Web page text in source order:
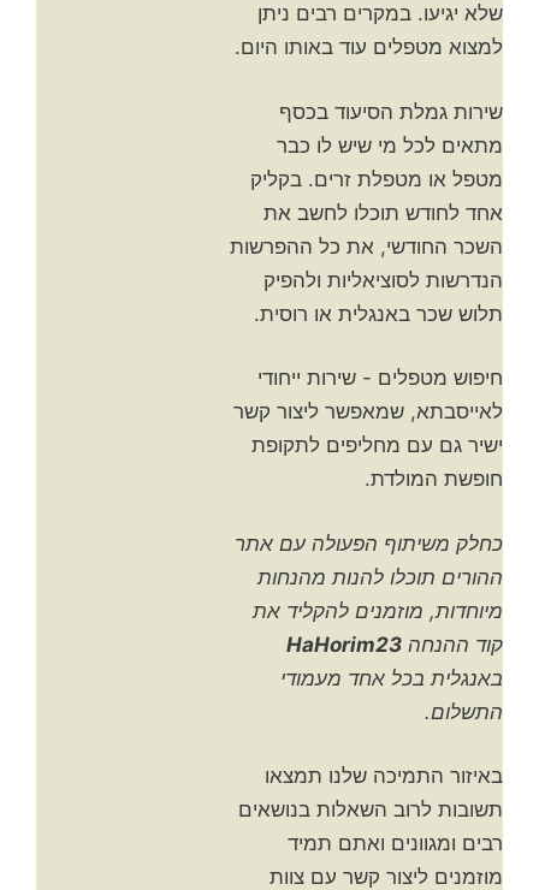
שלא יגיעו. במקרים רבים ניתן
למצוא מטפלים עוד באותו היום.
שירות גמלת הסיעוד בכסף
מתאים לכל מי שיש לו כבר
מטפל או מטפלת זרים. בקליק
אחד לחודש תוכלו לחשב את
השכר החודשי, את כל ההפרשות
הנדרשות לסוציאליות ולהפיק
תלוש שכר באנגלית או רוסית.
חיפוש מטפלים - שירות ייחודי
לאייסבתא, שמאפשר ליצור קשר
ישיר גם עם מחליפים לתקופת
חופשת המולדת.
כחלק משיתוף הפעולה עם אתר
ההורים תוכלו להנות מהנחות
מיוחדות, מוזמנים להקליד את
קוד ההנחה HaHorim23
באנגלית בכל אחד מעמודי
התשלום.
באיזור התמיכה שלנו תמצאו
תשובות לרוב השאלות בנושאים
רבים ומגוונים ואתם תמיד
מוזמנים ליצור קשר עם צוות